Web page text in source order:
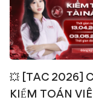
💥 [TAC 2026]
KIỂM TOÁN